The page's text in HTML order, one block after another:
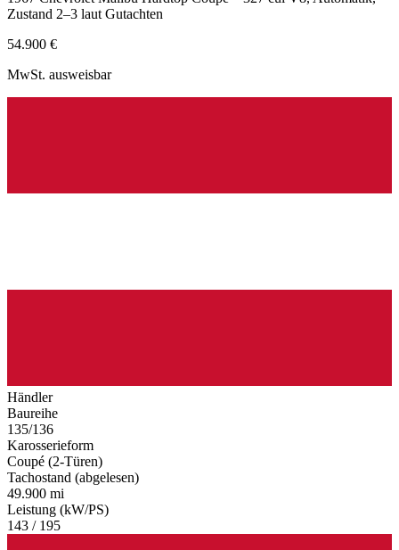
Zustand 2–3 laut Gutachten
54.900 €
MwSt. ausweisbar
Händler
Baureihe
135/136
Karosserieform
Coupé (2-Türen)
Tachostand (abgelesen)
49.900 mi
Leistung (kW/PS)
143 / 195